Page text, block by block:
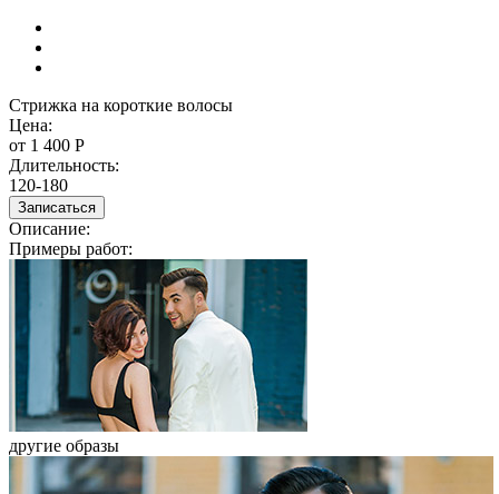
Стрижка на короткие волосы
Цена:
от 1 400 Р
Длительность:
120-180
Записаться
Описание:
Примеры работ:
другие образы